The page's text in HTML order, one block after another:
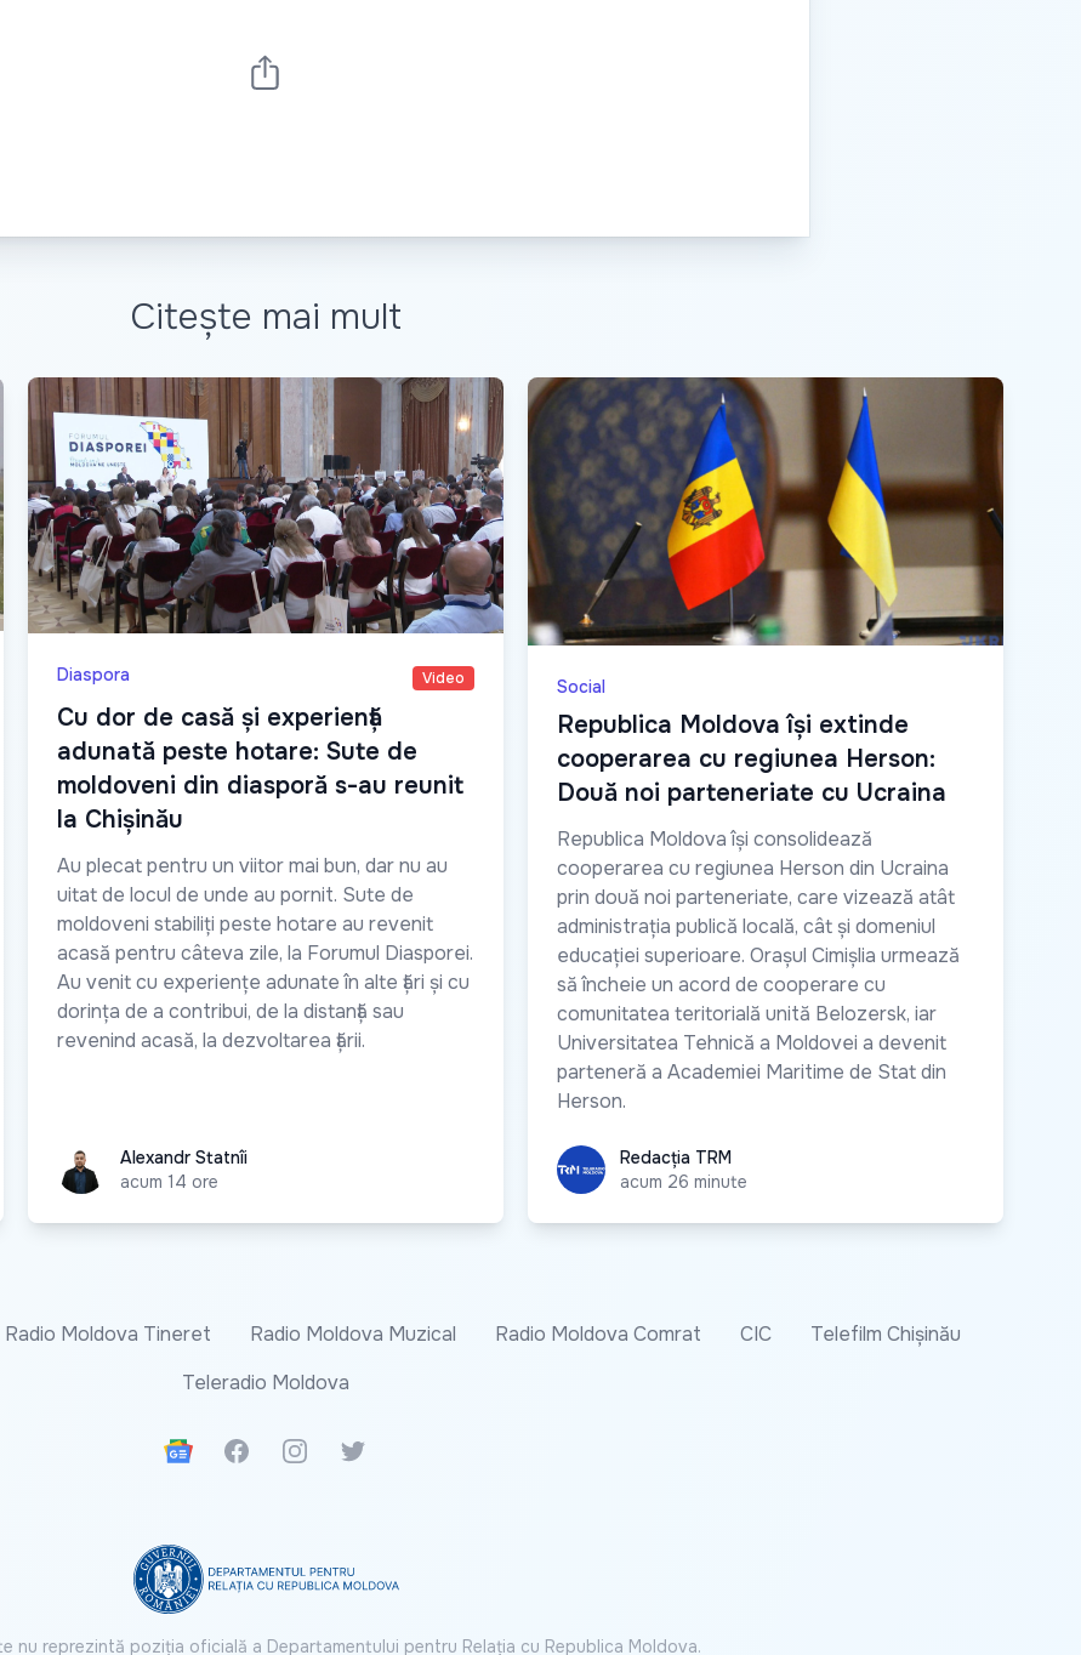
Citește mai mult
Diaspora Video
Cu dor de casă și experiență
adunată peste hotare: Sute de
moldoveni din diasporă s-au reunit
la Chișinău
Au plecat pentru un viitor mai bun, dar nu au
uitat de locul de unde au pornit. Sute de
moldoveni stabiliți peste hotare au revenit
acasă pentru câteva zile, la Forumul Diasporei.
Au venit cu experiențe adunate în alte țări și cu
dorința de a contribui, de la distanță sau
revenind acasă, la dezvoltarea țării.
Alexandr Statnîi
Alexandr Statnîi
acum 14 ore
Social
Republica Moldova își extinde
cooperarea cu regiunea Herson:
Două noi parteneriate cu Ucraina
Republica Moldova își consolidează
cooperarea cu regiunea Herson din Ucraina
prin două noi parteneriate, care vizează atât
administrația publică locală, cât și domeniul
educației superioare. Orașul Cimișlia urmează
să încheie un acord de cooperare cu
comunitatea teritorială unită Belozersk, iar
Universitatea Tehnică a Moldovei a devenit
parteneră a Academiei Maritime de Stat din
Herson.
Redacția TRM
Redacția TRM
acum 26 minute
Radio Moldova Tineret Radio Moldova Muzical Radio Moldova Comrat CIC
Telefilm Chișinău
Teleradio Moldova
Google News
FacebookInstagramTwitter
nu reprezintă poziția oficială a Departamentului pentru Relația cu Republica Moldova.